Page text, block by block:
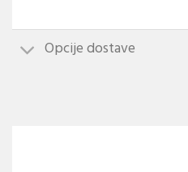
Opcije dostave